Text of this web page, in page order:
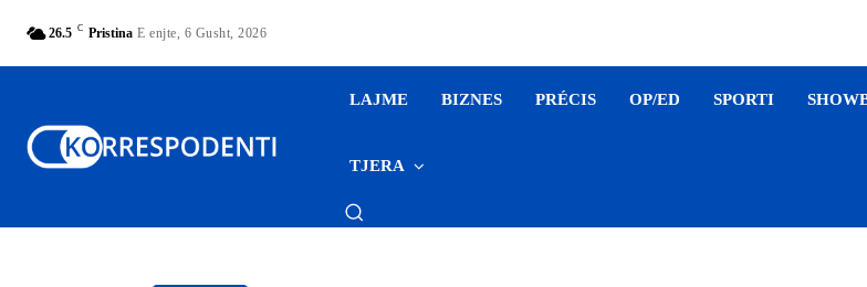
26.5 C Pristina E enjte, 6 Gusht, 2026
LAJME BIZNES PRÉCIS OP/ED SPORTI
TJERA